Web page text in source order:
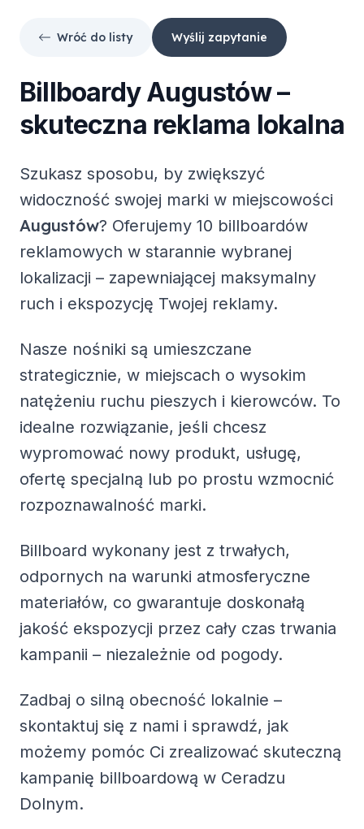
Wróć do listy Wyślij zapytanie
BillboardyAugustów–
skuteczna reklama lokalna
Szukasz sposobu, by zwiększyć
widoczność swojej marki w miejscowości
Augustów? Oferujemy 10 billboardów
reklamowych w starannie wybranej
lokalizacji – zapewniającej maksymalny
ruch i ekspozycję Twojej reklamy.
Nasze nośniki są umieszczane
strategicznie, w miejscach o wysokim
natężeniu ruchu pieszych i kierowców. To
idealne rozwiązanie, jeśli chcesz
wypromować nowy produkt, usługę,
ofertę specjalną lub po prostu wzmocnić
rozpoznawalność marki.
Billboard wykonany jest z trwałych,
odpornych na warunki atmosferyczne
materiałów, co gwarantuje doskonałą
jakość ekspozycji przez cały czas trwania
kampanii – niezależnie od pogody.
Zadbaj o silną obecność lokalnie –
skontaktuj się z nami i sprawdź, jak
możemy pomóc Ci zrealizować skuteczną
kampanię billboardową w Ceradzu
Dolnym.